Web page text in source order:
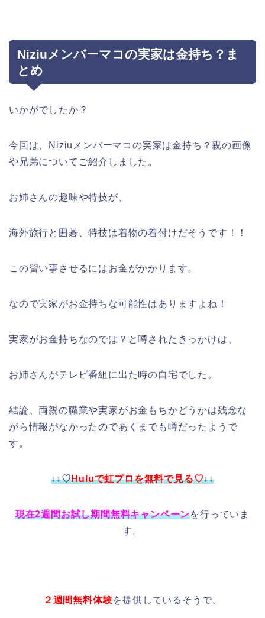
Niziuメンバーマコの実家は金持ち？ま
とめ
いかがでしたか？
今回は、Niziuメンバーマコの実家は金持ち？親の画像
や兄弟についてご紹介しました。
お姉さんの趣味や特技が、
海外旅行と囲碁、特技は着物の着付けだそうです！！
この習い事させるにはお金がかかります。
なので実家がお金持ちな可能性はありますよね！
実家がお金持ちなのでは？と噂されたきっかけは、
お姉さんがテレビ番組に出た時の自宅でした。
結論、両親の職業や実家がお金もちかどうかは残念な
がら情報がなかったのであくまでも噂だったようで
す。
↓↓♡Huluで虹プロを無料で見る♡↓↓
現在2週間お試し期間無料キャンペーンを行っていま
す。
２週間無料体験を提供しているそうで、